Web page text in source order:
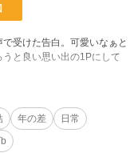
受けた告白。可愛いなぁと
と良い思い出の1Pにして
れて……！？ そんな健全予
年の差
日常